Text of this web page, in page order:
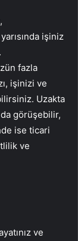
işiniz
fazla
işinizi ve
Uzakta
da görüşebilir,
ise ticari
ve
ve